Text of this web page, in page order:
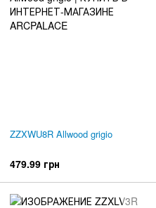
ZZXWU8R Allwood grigio
479.99 грн